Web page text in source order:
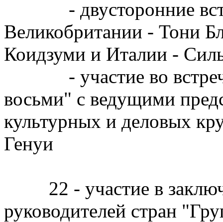
- двусторонние
Великобритании - Тони
Коидзуми и Италии -
- участие во встрече
восьми" с ведущими
культурных и деловых
Генуи
22 - участие в
руководителей стран